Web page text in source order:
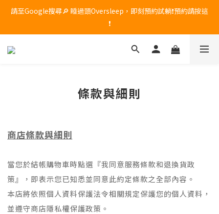
🔥 席夢思黑標頂級記憶枕限時優惠！原價 $8,800，現在享 85 折，
只到 7/31，現貨數量有限，售完為止！
請至Google搜尋🔎 睡過頭Oversleep，即刻預約試躺❗預約請按這
❗
🔥 席夢思黑標頂級記憶枕限時優惠！原價 $8,800，現在享 85 折，
條款與細則
商店條款與細則
當您於結帳購物車時點選『我同意服務條款和退換貨政
策 』，即表示您已知悉並同意此約定條款之全部內容。
本店將依照個人資料保護法令相關規定保護您的個人資料，
並遵守商店隱私權保護政策。